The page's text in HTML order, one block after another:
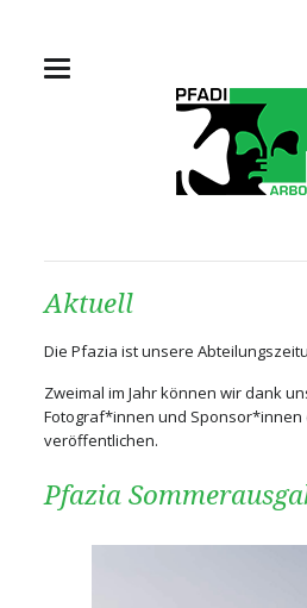
Aktuell
Die Pfazia ist unsere
Zweimal im Jahr können wir dank
Fotograf*innen und Sponsor*innen
veröffentlichen.
Pfazia